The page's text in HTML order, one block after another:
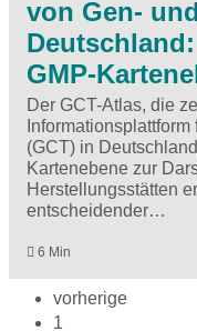
von Gen-
GMP-
Der GCT-Atlas, die
(GCT) in
Kartenebene zur
Herstellungsstätten
entscheidender…
6 Min
vorherige
1